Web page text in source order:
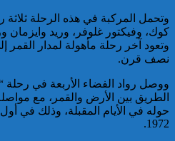
موظف أمن يتقدم بشكاية لدى
الوكيل العام للملك بمحكمة
الاستئناف بالدار البيضاء على
خلفية ادعاءات وهمية وجرائم
مزعومة نسبها له حساب على
شبكات التواصل الاجتماعي
كاريكاتير
وتحمل المركبة في هذه الرحلة ثلاثة
كوك، وفيكتور غلوفر، وريد وايزمان
وتعود آخر رحلة مأهولة لمدار القمر
نصف قرن.
الطريق بين الأرض والقمر، مع
حوله في الأيام المقبلة، وذلك في
1972.